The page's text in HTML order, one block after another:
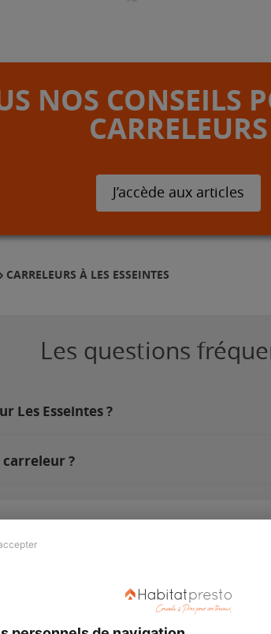
NOS CONSEILS
CARRELEURS
J’accède aux articles
CARRELEURS À LES ESSEINTES
Les questions
Les Esseintes ?
?
Revue de presse